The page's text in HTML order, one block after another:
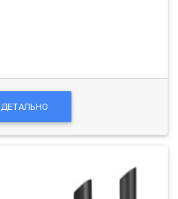
ДЕТАЛЬНО